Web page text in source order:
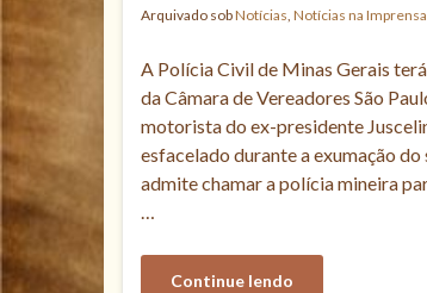
Arquivado sobNotícias Notícias na Imprensa
A Polícia Civil de Minas Gerais
da Câmara de Vereadores São
motorista do ex-presidente
esfacelado durante a exumação
admite chamar a polícia mineira
Continue lendo